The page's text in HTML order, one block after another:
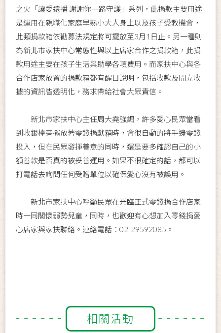
之火「讓愛遠播 謝謝你一路守護」系列，此捐款主要用途
是運用在親職化家庭早熟小大人身上以及孩子受教機會，
此類捐款箱依勸募法規定將可擺放至3月1日止。另一種則
為新北市家扶中心常態性與以上店家合作之捐款箱，此捐
款用途主要在孩子生活與助學各項費用。而家扶中心與各
合作店家放置的捐款箱都有醒目說明，包括收款及開立收
據的資訊皆透明化，務求帶給社會大眾責信。
新北市家扶中心主任周大堯強調，許多愛心民眾當看
到收銀檯旁擺放著零錢捐獻箱時，會很自動的將手邊零錢
投入，但在民眾發揮善意的同時，還是要多確認自己的小
額善款是否真的被妥善運用。如果不很確定的話，都可以
打電話去詢問任何受贈單位以確保愛心沒有被誤用。
新北市家扶中心呼籲民眾在光臨正式零錢捐合作店家
時一同關懷弱勢兒童，同時，也歡迎有心想加入零錢捐愛
心店家與家扶聯絡。連絡電話：02-29592085。
相關活動